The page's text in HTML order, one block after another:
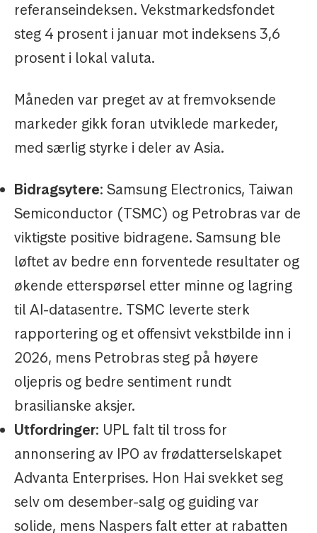
referanseindeksen. Vekstmarkedsfondet
steg 4 prosent i januar mot indeksens 3,6
prosent i lokal valuta.
Måneden var preget av at fremvoksende
markeder gikk foran utviklede markeder,
med særlig styrke i deler av Asia.
Bidragsytere: Samsung Electronics, Taiwan
Semiconductor (TSMC) og Petrobras var de
viktigste positive bidragene. Samsung ble
løftet av bedre enn forventede resultater og
økende etterspørsel etter minne og lagring
til AI-datasentre. TSMC leverte sterk
rapportering og et offensivt vekstbilde inn i
2026, mens Petrobras steg på høyere
oljepris og bedre sentiment rundt
brasilianske aksjer.
Utfordringer: UPL falt til tross for
annonsering av IPO av frødatterselskapet
Advanta Enterprises. Hon Hai svekket seg
selv om desember-salg og guiding var
solide, mens Naspers falt etter at rabatten